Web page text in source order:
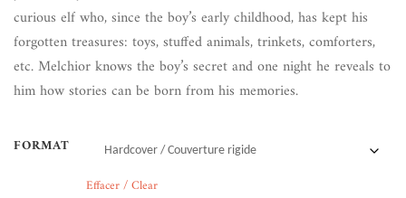
curious elf who, since the boy’s early childhood, has kept his
forgotten treasures: toys, stuffed animals, trinkets, comforters,
etc. Melchior knows the boy’s secret and one night he reveals to
him how stories can be born from his memories.
FORMAT
Effacer / Clear